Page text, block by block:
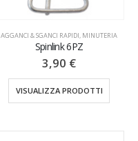
AGGANCI & SGANCI RAPIDI, MINUTERIA
Spinlink 6PZ
3,90 €
VISUALIZZA PRODOTTI